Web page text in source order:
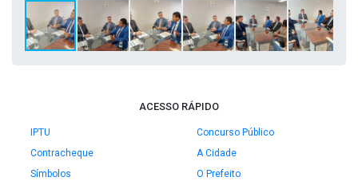
ACESSO RÁPIDO
IPTU
Concurso Público
Contracheque
A Cidade
Símbolos
O Prefeito